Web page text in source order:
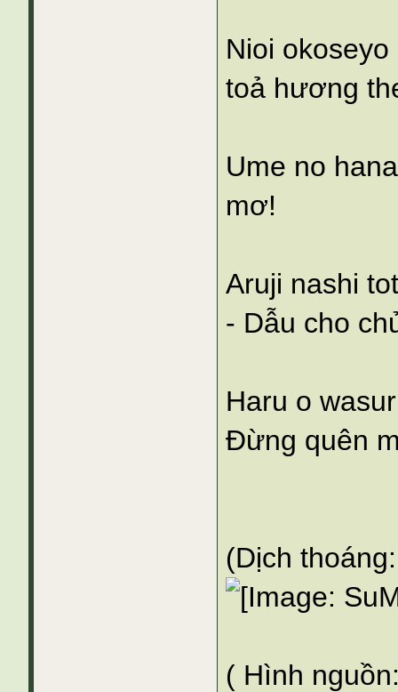
Nioi
toả hương
Ume no
mơ!
Aruji nashi
- Dẫu cho
Haru o
Đừng quên
(Dịch
( Hình